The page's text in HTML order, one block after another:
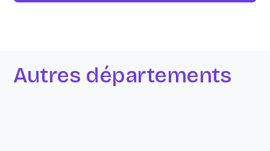
Autres départements